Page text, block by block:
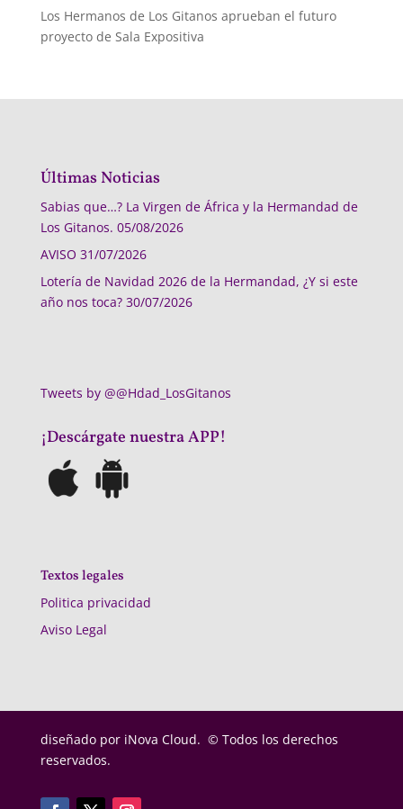
Los Hermanos de Los Gitanos aprueban el futuro
proyecto de Sala Expositiva
Últimas Noticias
Sabias que…? La Virgen de África y la Hermandad de
Los Gitanos. 05/08/2026
AVISO 31/07/2026
Lotería de Navidad 2026 de la Hermandad, ¿Y si este
año nos toca? 30/07/2026
Tweets by @@Hdad_LosGitanos
¡Descárgate nuestra APP!
Textos legales
Politica privacidad
Aviso Legal
diseñado por iNova Cloud. © Todos los derechos
reservados.